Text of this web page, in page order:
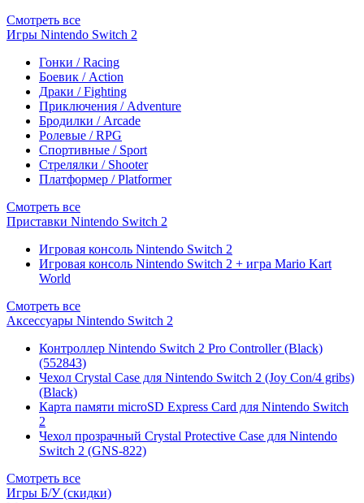
Смотреть все
Игры Nintendo Switch 2
Гонки / Racing
Боевик / Action
Драки / Fighting
Приключения / Adventure
Бродилки / Arcade
Ролевые / RPG
Спортивные / Sport
Стрелялки / Shooter
Платформер / Platformer
Смотреть все
Приставки Nintendo Switch 2
Игровая консоль Nintendo Switch 2
Игровая консоль Nintendo Switch 2 + игра Mario Kart
World
Смотреть все
Аксессуары Nintendo Switch 2
Контроллер Nintendo Switch 2 Pro Controller (Black)
(552843)
Чехол Сrystal Сase для Nintendo Switch 2 (Joy Con/4 gribs)
(Black)
Карта памяти microSD Express Card для Nintendo Switch
2
Чехол прозрачный Crystal Protective Case для Nintendo
Switch 2 (GNS-822)
Смотреть все
Игры Б/У (скидки)